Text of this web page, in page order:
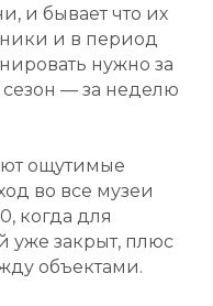
и бывает что их
и в период
нужно за
— за неделю
ощутимые
во все музеи
когда для
уже закрыт, плюс
объектами.